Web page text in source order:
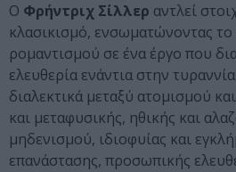
Ο Φρήντριχ Σίλλερ αντλεί
κλασικισμό, ενσωματώνοντας το
ρομαντισμού σε ένα έργο που
ελευθερία ενάντια στην
διαλεκτικά μεταξύ ατομισμού
και μεταφυσικής, ηθικής και
μηδενισμού, ιδιοφυίας και
επανάστασης, προσωπικής